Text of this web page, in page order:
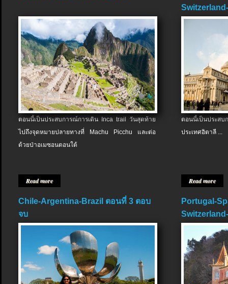
ตอนนี้เป็นประสบการณ์การเดิน Inca trail วันสุดท้าย
ไปถึงจุดหมายปลายทางที่ Machu Picchu และต่อ
ด้วยป่าอเมซอนตอนใต้
Read more
ตอนนี้เป็นประส
ประเทศอิตาลี ...
Read more
Chile-Argentina-Brazil ตอนที่ 3 ตอบ
จบ
Portugal-